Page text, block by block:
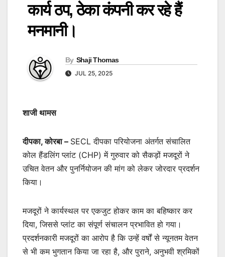
कार्य ठप, ठेका कंपनी कर रहे हैं
मनमानी।
By Shaji Thomas
JUL 25, 2025
शाजी थामस
दीपका, कोरबा – SECL दीपका परियोजना अंतर्गत संचालित
कोल हैंडलिंग प्लांट (CHP) में गुरुवार को सैकड़ों मजदूरों ने
उचित वेतन और पुनर्नियोजन की मांग को लेकर जोरदार प्रदर्शन
किया।
मजदूरों ने कार्यस्थल पर एकजुट होकर काम का बहिष्कार कर
दिया, जिससे प्लांट का संपूर्ण संचालन प्रभावित हो गया।
प्रदर्शनकारी मजदूरों का आरोप है कि उन्हें वर्षों से न्यूनतम वेतन
से भी कम भुगतान किया जा रहा है, और पुराने, अनुभवी श्रमिकों